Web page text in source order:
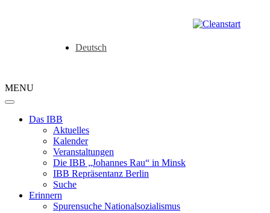
Deutsch
MENU
Das IBB
Aktuelles
Kalender
Veranstaltungen
Die IBB „Johannes Rau“ in Minsk
IBB Repräsentanz Berlin
Suche
Erinnern
Spurensuche Nationalsozialismus